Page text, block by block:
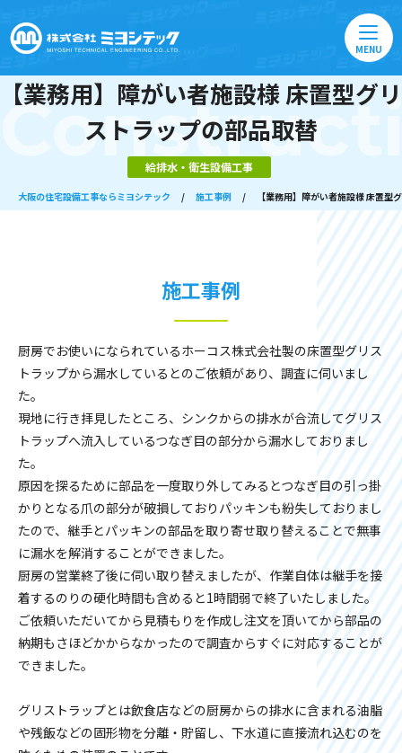
MENU
【業務用】障がい者施設様 床置型グリ
ストラップの部品取替
給排水・衛生設備工事
大阪の住宅設備工事ならミヨシテック / 施工事例 / 【業務用】障がい者施設様 床置型
施工事例
厨房でお使いになられているホーコス株式会社製の床置型グリス
トラップから漏水しているとのご依頼があり、調査に伺いまし
た。
現地に行き拝見したところ、シンクからの排水が合流してグリス
トラップへ流入しているつなぎ目の部分から漏水しておりまし
た。
原因を探るために部品を一度取り外してみるとつなぎ目の引っ掛
かりとなる爪の部分が破損しておりパッキンも紛失しておりまし
たので、継手とパッキンの部品を取り寄せ取り替えることで無事
に漏水を解消することができました。
厨房の営業終了後に伺い取り替えましたが、作業自体は継手を接
着するのりの硬化時間も含めると1時間弱で終了いたしました。
ご依頼いただいてから見積もりを作成し注文を頂いてから部品の
納期もさほどかからなかったので調査からすぐに対応することが
できました。
グリストラップとは飲食店などの厨房からの排水に含まれる油脂
や残飯などの固形物を分離・貯留し、下水道に直接流れ込むのを